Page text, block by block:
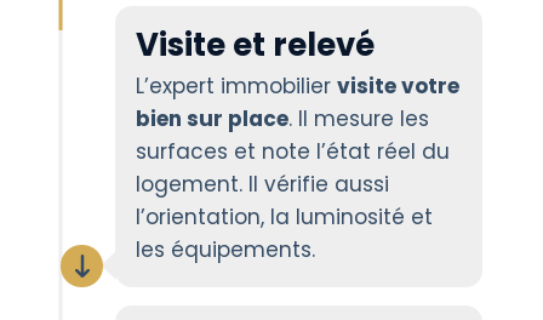
Visite et relevé
L’expert immobilier visite votre
bien sur place. Il mesure les
surfaces et note l’état réel du
logement. Il vérifie aussi
l’orientation, la luminosité et
les équipements.